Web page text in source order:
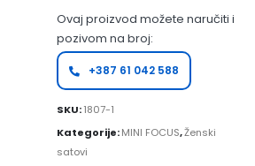
Ovaj proizvod možete naručiti i
pozivom na broj:
+387 61 042 588
SKU:1807-1
Kategorije:MINI FOCUS,Ženski
satovi